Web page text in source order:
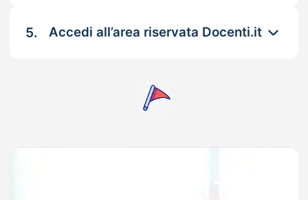
5. Accedi all’area riservata Docenti.it